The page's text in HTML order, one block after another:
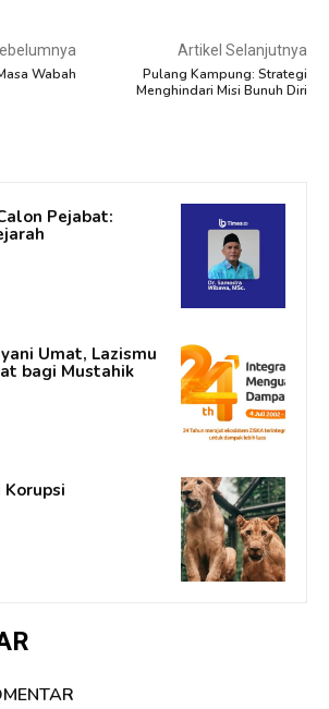
Wabah
Artikel Selanjutnya
Pulang Kampung: Strategi
Menghindari Misi Bunuh Diri
Pejabat:
Umat, Lazismu
bagi Mustahik
Korupsi